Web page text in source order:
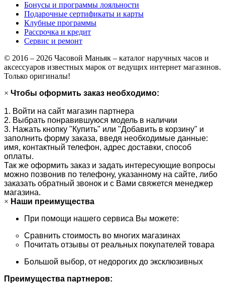
Бонусы и программы лояльности
Подарочные сертификаты и карты
Клубные программы
Рассрочка и кредит
Сервис и ремонт
© 2016 – 2026 Часовой Маньяк – каталог наручных часов и
аксессуаров известных марок от ведущих интернет магазинов.
Только оригиналы!
× Чтобы оформить заказ необходимо:
1. Войти на сайт магазин партнера
2. Выбрать понравившуюся модель в наличии
3. Нажать кнопку "Купить" или "Добавить в корзину" и
заполнить форму заказа, введя необходимые данные:
имя, контактный телефон, адрес доставки, способ
оплаты.
Так же оформить заказ и задать интересующие вопросы
можно позвонив по телефону, указанному на сайте, либо
заказать обратный звонок и с Вами свяжется менеджер
магазина.
× Наши преимущества
При помощи нашего сервиса Вы можете:
Сравнить стоимость во многих магазинах
Почитать отзывы от реальных покупателей товара
Большой выбор, от недорогих до эксклюзивных
Преимущества партнеров: